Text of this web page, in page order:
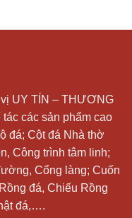
UY TÍN – THƯƠNG
các sản phẩm cao
đá; Cột đá Nhà thờ
Công trình tâm linh;
Cổng làng; Cuốn
đá, Chiếu Rồng
đá,….